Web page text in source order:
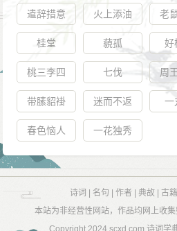
遣辞措意 火上添油 老
桂堂 藐孤 好
桃三李四 七伐 周
带膆貂褂 迷而不返 一
春色恼人 一花独秀
诗词 名句 作者 典故 古籍
本站为非经营性网站，作品均网上收
Copyright 2024 scxd.com 诗词学